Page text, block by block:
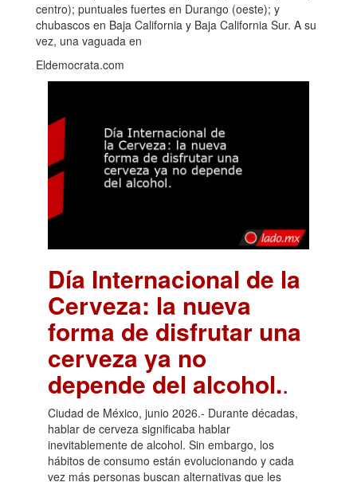
centro); puntuales fuertes en Durango (oeste); y
chubascos en Baja California y Baja California Sur. A su
vez, una vaguada en
Eldemocrata.com
Día Internacional de la
Cerveza: la nueva
forma de disfrutar una
cerveza ya no
depende del alcohol..
Ciudad de México, junio 2026.- Durante décadas,
hablar de cerveza significaba hablar
inevitablemente de alcohol. Sin embargo, los
hábitos de consumo están evolucionando y cada
vez más personas buscan alternativas que les